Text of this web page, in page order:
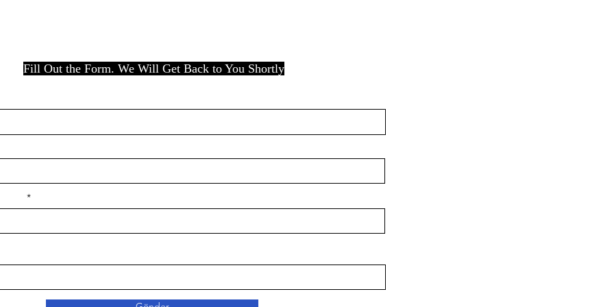
Fill Out the Form. We Will Get Back to You Shortly